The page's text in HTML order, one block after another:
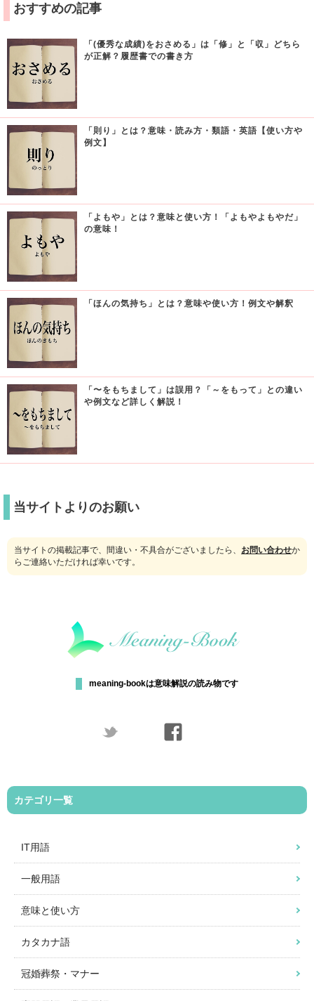
おすすめの記事
「(優秀な成績)をおさめる」は「修」と「収」どちら
が正解？履歴書での書き方
「則り」とは？意味・読み方・類語・英語【使い方や
例文】
「よもや」とは？意味と使い方！「よもやよもやだ」
の意味！
「ほんの気持ち」とは？意味や使い方！例文や解釈
「〜をもちまして」は誤用？「～をもって」との違い
や例文など詳しく解説！
当サイトよりのお願い
当サイトの掲載記事で、間違い・不具合がございましたら、 お問い合わせか
らご連絡いただければ幸いです。
meaning-bookは意味解説の読み物です
カテゴリ一覧
IT用語
一般用語
意味と使い方
カタカナ語
冠婚葬祭・マナー